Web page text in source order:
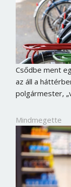
Csődbe ment
az áll a
polgármester,
Mindmegette